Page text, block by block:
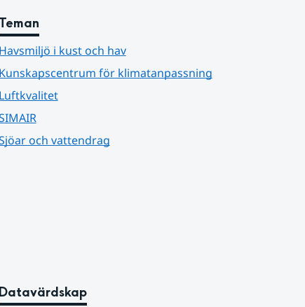
Teman
Havsmiljö i kust och hav
Kunskapscentrum för klimatanpassning
Luftkvalitet
och vattendrag
Datavärdskap